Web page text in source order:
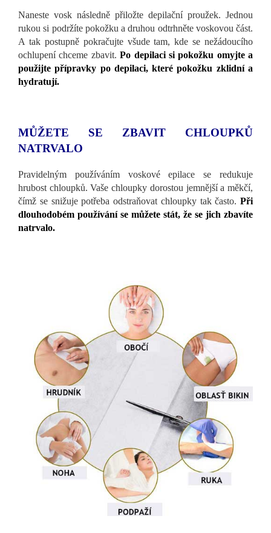
Naneste vosk následně přiložte depilační proužek. Jednou
rukou si podržíte pokožku a druhou odtrhněte voskovou část.
A tak postupně pokračujte všude tam, kde se nežádoucího
ochlupení chceme zbavit.Po depilaci si pokožku omyjte a
použijte přípravky po depilaci, které pokožku zklidní a
hydratují.
MŮŽETE SE ZBAVIT CHLOUPKŮ
NATRVALO
Pravidelným používáním voskové epilace se redukuje
hrubost chloupků. Vaše chloupky dorostou jemnější a měkčí,
čímž se snižuje potřeba odstraňovat chloupky tak často. Při
dlouhodobém používání se můžete stát, že se jich zbavíte
natrvalo.